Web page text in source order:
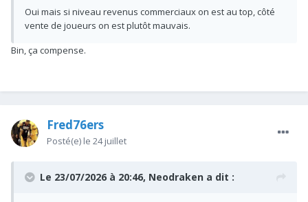
Oui mais si niveau revenus commerciaux on est au top, côté
vente de joueurs on est plutôt mauvais.
Bin, ça compense.
Fred76ers
Posté(e) le 24 juillet
Le 23/07/2026 à 20:46, Neodraken a dit :